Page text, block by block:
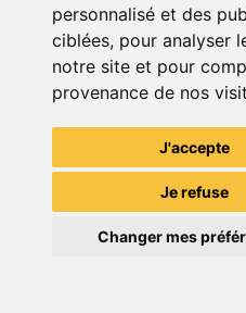
personnalisé et des
ciblées, pour analyser
notre site et pour
provenance de nos
J'accepte
Je refuse
Changer mes
17.90 € 0
Bionicle Heros Xbox 360
TheGamingR83
Grenier
Télécharge notre app